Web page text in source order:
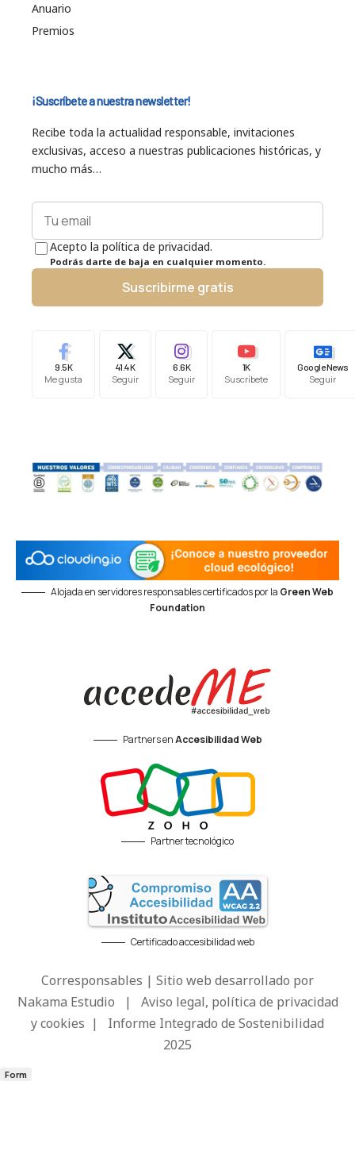
Anuario
Premios
¡Suscríbete a nuestra newsletter!
Recibe toda la actualidad responsable, invitaciones
exclusivas, acceso a nuestras publicaciones históricas, y
mucho más…
Acepto la política de privacidad.
Podrás darte de baja en cualquier momento.
Suscribirme gratis
9.5K
Me gusta
41.4K
Seguir
6.6K
Seguir
1K
Suscríbete
Google News
Seguir
Alojada en servidores responsables certificados por la Green Web
Foundation
Partners enAccesibilidad Web
Partner tecnológico
Certificado accesibilidad web
Corresponsables | Sitio web desarrollado por
Nakama Estudio | Aviso legal, política de privacidad
y cookies | Informe Integrado de Sostenibilidad
2025
Form